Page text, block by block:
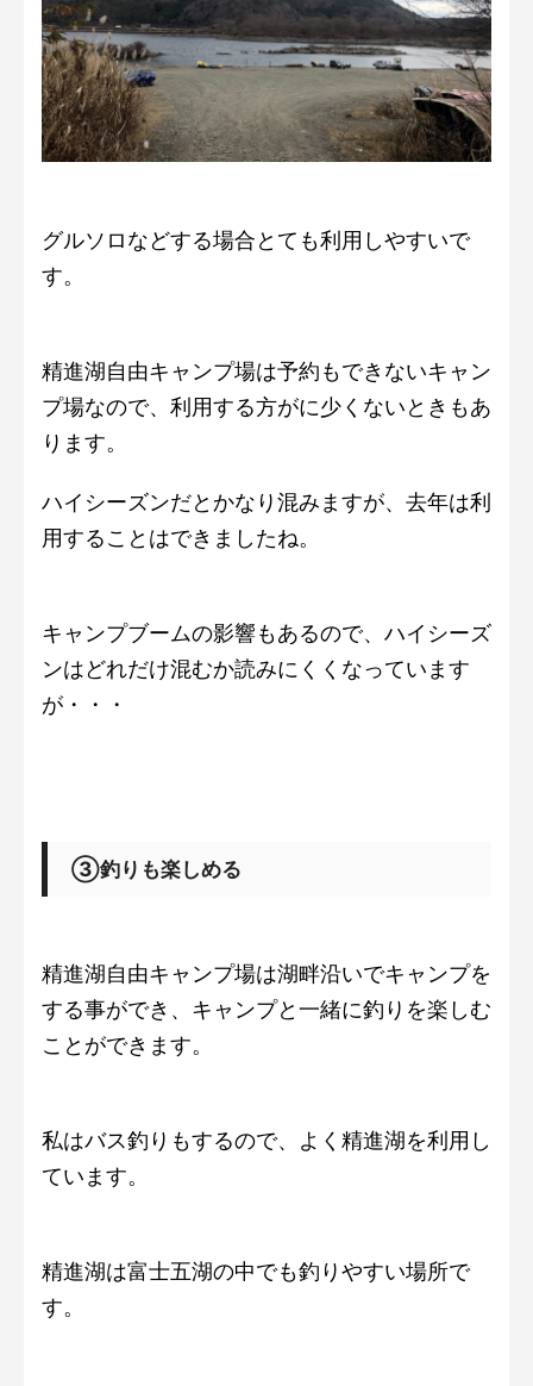
グルソロなどする場合とても利用しやすいで
す。
精進湖自由キャンプ場は予約もできないキャン
プ場なので、利用する方がに少くないときもあ
ります。
ハイシーズンだとかなり混みますが、去年は利
用することはできましたね。
キャンプブームの影響もあるので、ハイシーズ
ンはどれだけ混むか読みにくくなっています
が・・・
③釣りも楽しめる
精進湖自由キャンプ場は湖畔沿いでキャンプを
する事ができ、キャンプと一緒に釣りを楽しむ
ことができます。
私はバス釣りもするので、よく精進湖を利用し
ています。
精進湖は富士五湖の中でも釣りやすい場所で
す。